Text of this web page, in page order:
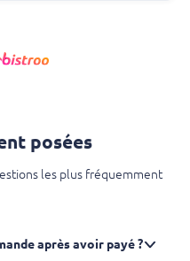
posées
les plus fréquemment
après avoir payé ?